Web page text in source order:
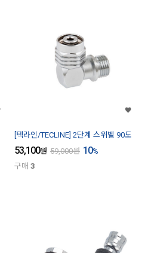
[텍라인/TECLINE] 2단계 스위벨 90도
53,100원 59,000원 10%
구매 3